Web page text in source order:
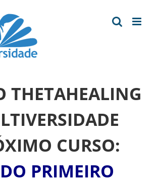
THETAHEALING
CURSO:
PRIMEIRO